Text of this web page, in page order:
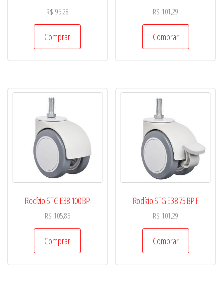
R$ 95,28
Comprar
R$ 101,29
Comprar
Rodízio STG E38 100 BP
R$ 105,85
Comprar
Rodízio STG E38 75 BP F
R$ 101,29
Comprar